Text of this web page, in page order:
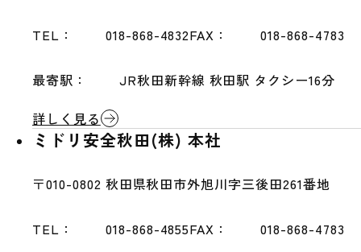
TEL： 018-868-4832FAX： 018-868-4783
最寄駅：
JR秋田新幹線 秋田駅 タクシー16分
詳しく見る
ミドリ安全秋田(株) 本社
〒010-0802 秋田県秋田市外旭川字三後田261番地
TEL： 018-868-4855FAX： 018-868-4783